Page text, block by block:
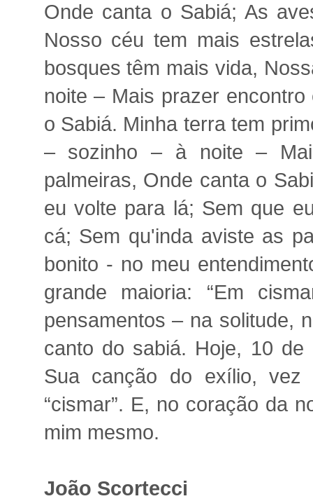
Onde canta o Sabiá; As
Nosso céu tem mais
bosques têm mais vida,
noite – Mais prazer
o Sabiá. Minha terra tem
– sozinho – à noite –
palmeiras, Onde canta o
eu volte para lá; Sem que
cá; Sem qu'inda aviste as
bonito - no meu
grande maioria: “Em
pensamentos – na solitude,
canto do sabiá. Hoje, 10 de
Sua canção do exílio, vez
“cismar”. E, no coração da
mim mesmo.
João Scortecci